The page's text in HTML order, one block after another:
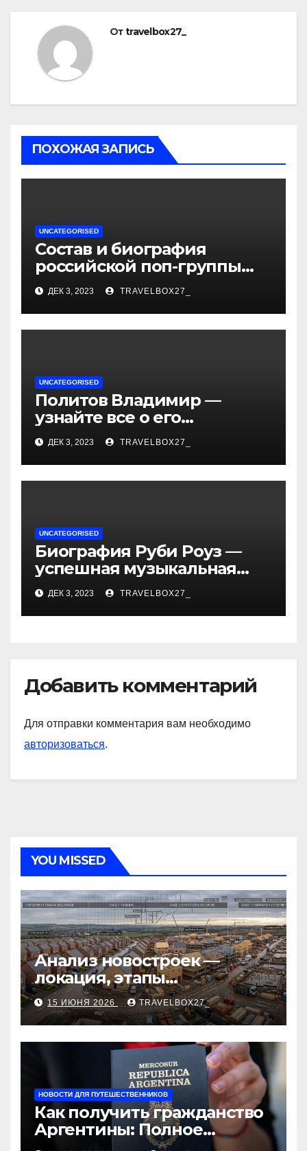
Отtravelbox27_
ПОХОЖАЯ ЗАПИСЬ
UNCATEGORISED
Состав и биография
российской поп-группы
«Иванушки интернешнл»
— история успеха, музыка
и судьбы участников
ДЕК 3, 2023 TRAVELBOX27_
UNCATEGORISED
Политов Владимир —
узнайте все о его
биографии, возрасте и
впечатляющих
достижениях!
ДЕК 3, 2023 TRAVELBOX27_
UNCATEGORISED
Биография Руби Роуз —
успешная музыкальная
карьера, личная жизнь и
знаковые достижения
ДЕК 3, 2023 TRAVELBOX27_
Добавить комментарий
Для отправки комментария вам необходимо
авторизоваться.
YOU MISSED
Анализ новостроек —
локация, этапы
строительства, проверка
застройщика, сценарии
оформления сделки и
рыночные ориентиры
15 ИЮНЯ 2026 TRAVELBOX27_
НОВОСТИ ДЛЯ ПУТЕШЕСТВЕННИКОВ
Как получить гражданство
Аргентины: Полное
руководство